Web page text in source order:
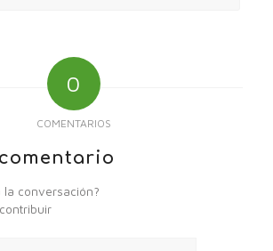
0
COMENTARIOS
la conversación?